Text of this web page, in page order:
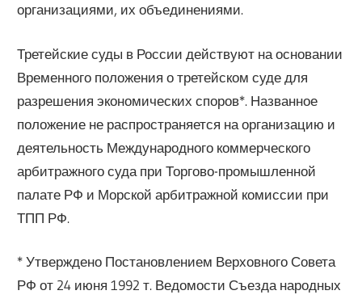
организациями, их объединениями.
Третейские суды в России действуют на основании
Временного положения о третейском суде для
разрешения экономических споров*. Названное
положение не распространяется на организацию и
деятельность Международного коммерческого
арбитражного суда при Торгово-промышленной
палате РФ и Морской арбитражной комиссии при
ТПП РФ.
* Утверждено Постановлением Верховного Совета
РФ от 24 июня 1992 т. Ведомости Съезда народных